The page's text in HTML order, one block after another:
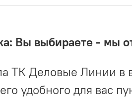
Вы выбираете - мы
ТК Деловые Линии в
удобного для вас